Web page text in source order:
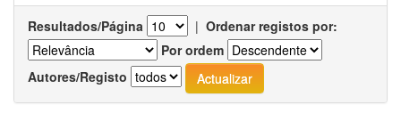
Resultados/Página | Ordenar registos por:
Por ordem
Autores/Registo